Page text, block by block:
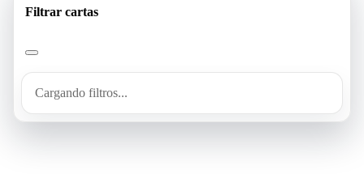
Filtrar cartas
Cargando filtros...